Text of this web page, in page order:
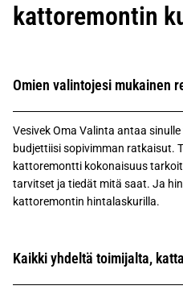
kattoremontin
Omien valintojesi mukainen
Vesivek Oma Valinta antaa
budjettiisi sopivimman ratkaisut.
kattoremontti kokonaisuus
tarvitset ja tiedät mitä saat. Ja
kattoremontin hintalaskurilla.
Kaikki yhdeltä toimijalta,